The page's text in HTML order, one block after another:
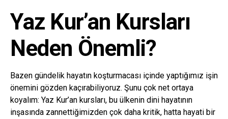
Yaz Kur’an Kursları
Neden Önemli?
Bazen gündelik hayatın koşturmacası içinde yaptığımız işin
önemini gözden kaçırabiliyoruz. Şunu çok net ortaya
koyalım: Yaz Kur’an kursları, bu ülkenin dini hayatının
inşasında zannettiğimizden çok daha kritik, hatta hayati bir